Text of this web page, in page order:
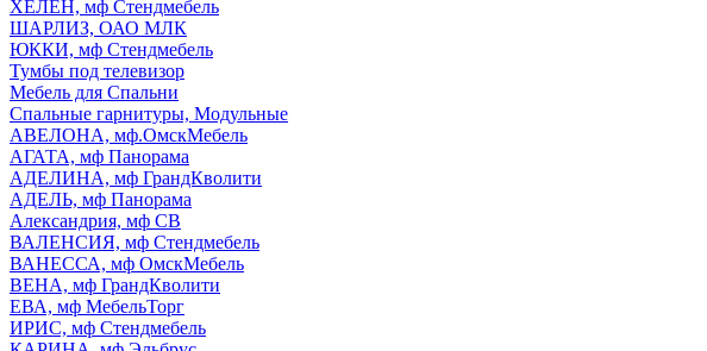
ХЕЛЕН, мф Стендмебель
ШАРЛИЗ, ОАО МЛК
ЮККИ, мф Стендмебель
Тумбы под телевизор
Мебель для Спальни
Спальные гарнитуры, Модульные
АВЕЛОНА, мф.ОмскМебель
АГАТА, мф Панорама
АДЕЛИНА, мф ГрандКволити
АДЕЛЬ, мф Панорама
Александрия, мф СВ
ВАЛЕНСИЯ, мф Стендмебель
ВАНЕССА, мф ОмскМебель
ВЕНА, мф ГрандКволити
ЕВА, мф МебельТорг
ИРИС, мф Стендмебель